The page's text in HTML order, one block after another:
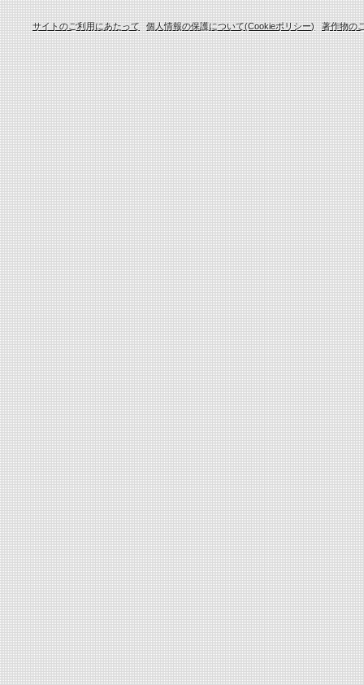
サイトのご利用にあたって 個人情報の保護について(Cookieポリシー) 著作物の